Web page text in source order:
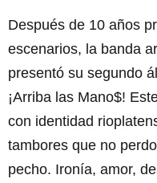
Después de 10 años
escenarios, la banda
presentó su segundo
¡Arriba las Mano$!
con identidad
tambores que no
pecho. Ironía, amor,